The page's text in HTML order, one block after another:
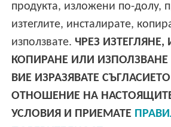
продукта, изложени по-долу,
изтеглите, инсталирате,
използвате.ЧРЕЗ
КОПИРАНЕ ИЛИ ИЗПОЛЗВАНЕ
ВИЕ ИЗРАЗЯВАТЕ
ОТНОШЕНИЕ НА
УСЛОВИЯ И ПРИЕМАТЕ